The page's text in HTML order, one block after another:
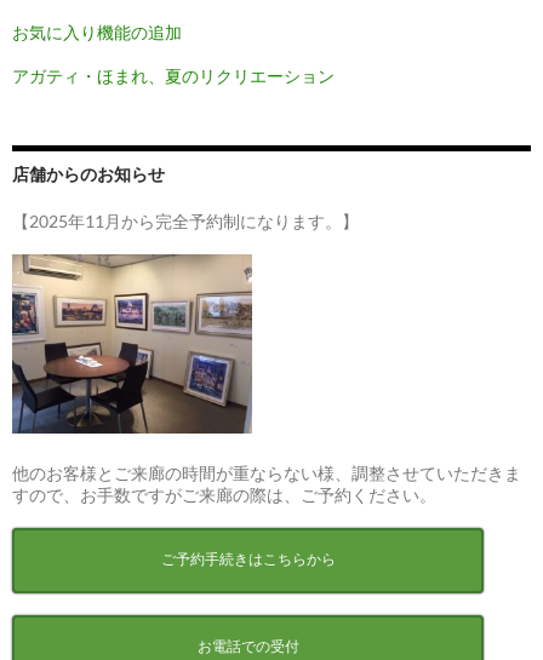
お気に入り機能の追加
アガティ・ほまれ、夏のリクリエーション
店舗からのお知らせ
【2025年11月から完全予約制になります。】
他のお客様とご来廊の時間が重ならない様、調整させていただきま
すので、お手数ですがご来廊の際は、ご予約ください。
ご予約手続きはこちらから
お電話での受付